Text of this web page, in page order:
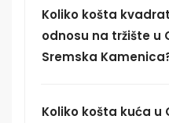
Koliko košta
odnosu na tržište u
Sremska
Koliko košta kuća u